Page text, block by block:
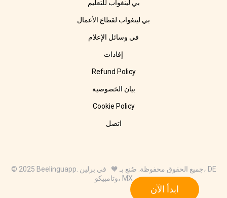
ابدأ الآن
بي لينغواب للتعليم
بي لينغواب لقطاع الأعمال
في وسائل الإعلام
إفادات
Refund Policy
بيان الخصوصية
Cookie Policy
اتصل
© 2025 Beelinguapp. جميع الحقوق محفوظة. صُنع بـ 🧡 في برلين، DE
وتامبيكو، MX